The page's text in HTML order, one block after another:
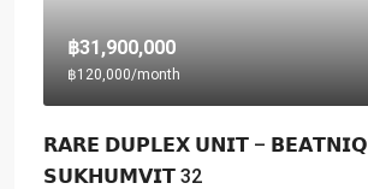
฿31,900,000
฿120,000/month
𝗥𝗔𝗥𝗘 𝗗𝗨𝗣𝗟𝗘𝗫 𝗨𝗡𝗜𝗧 – 𝗕𝗘𝗔𝗧𝗡𝗜𝗤
𝗦𝗨𝗞𝗛𝗨𝗠𝗩𝗜𝗧 32